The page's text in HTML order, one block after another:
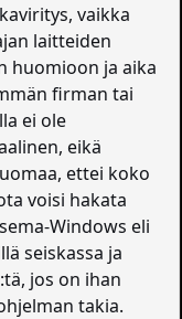
vaikka
laitteiden
huomioon ja aika
firman tai
ei ole
eikä
ettei koko
voisi hakata
Windows eli
seiskassa ja
jos on ihan
takia.